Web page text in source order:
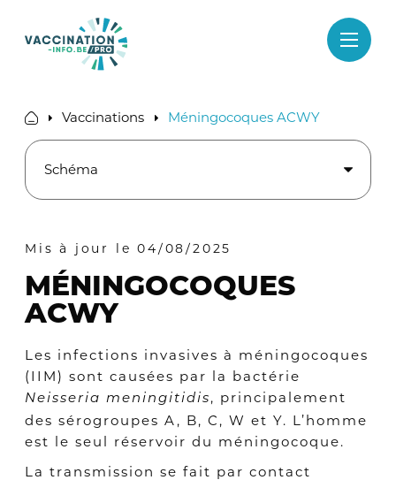
contenu
Vaccinations Méningocoques ACWY
Mis à jour le 04/08/2025
MÉNINGOCOQUES
ACWY
Les infections invasives à méningocoques
(IIM) sont causées par la bactérie
Neisseria meningitidis , principalement
des sérogroupes A, B, C, W et Y. L’homme
est le seul réservoir du méningocoque.
La transmission se fait par contact